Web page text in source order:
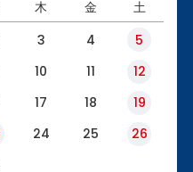
木 金 土
3 4
5
10 11
12
17 18
19
24 25
26